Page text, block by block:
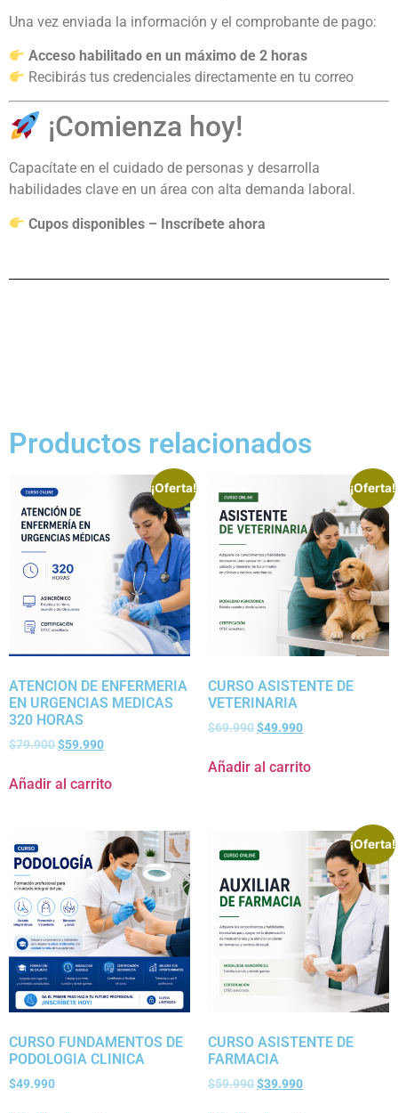
Una vez enviada la información y el comprobante de pago:
Acceso habilitado en un máximo de 2 horas
Recibirás tus credenciales directamente en tu correo
¡Comienza hoy!
Capacítate en el cuidado de personas y desarrolla
habilidades clave en un área con alta demanda laboral.
Cupos disponibles – Inscríbete ahora
Productos relacionados
¡Oferta!
ATENCION DE ENFERMERIA
EN URGENCIAS MEDICAS
320 HORAS
$79.900$59.990
Añadir al carrito
¡Oferta!
CURSO ASISTENTE DE
VETERINARIA
$69.990$49.990
Añadir al carrito
CURSO FUNDAMENTOS DE
PODOLOGIA CLINICA
$49.990
¡Oferta!
CURSO ASISTENTE DE
FARMACIA
$59.990$39.990